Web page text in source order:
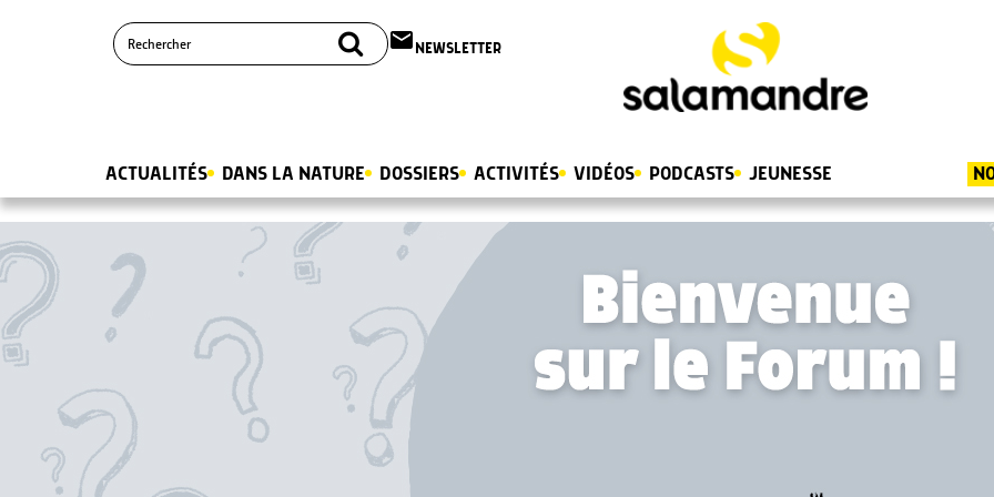
email NEWSLETTER
ACTUALITÉS DANS LA NATURE DOSSIERS ACTIVITÉS VIDÉOS PODCASTS JEUNESSE